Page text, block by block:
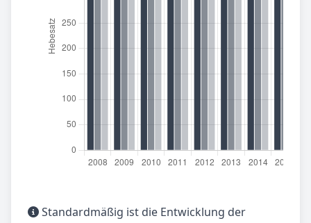
Standardmäßig ist die Entwicklung der